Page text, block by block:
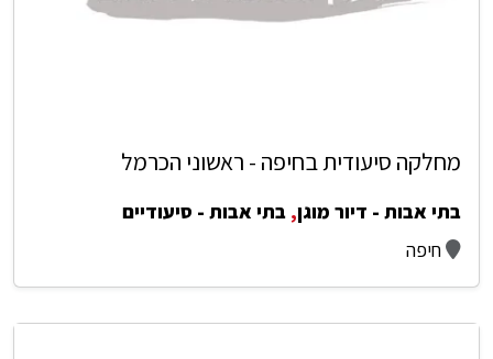
מחלקה סיעודית בחיפה - ראשוני הכרמל
בתי אבות - דיור מוגן, בתי אבות - סיעודיים
חיפה